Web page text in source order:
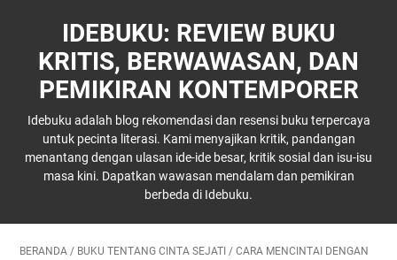
IDEBUKU: REVIEW BUKU
KRITIS, BERWAWASAN, DAN
PEMIKIRAN KONTEMPORER
Idebuku adalah blog rekomendasi dan resensi buku terpercaya
untuk pecinta literasi. Kami menyajikan kritik, pandangan
menantang dengan ulasan ide-ide besar, kritik sosial dan isu-isu
masa kini. Dapatkan wawasan mendalam dan pemikiran
berbeda di Idebuku.
BERANDA / BUKU TENTANG CINTA SEJATI / CARA MENCINTAI DENGAN